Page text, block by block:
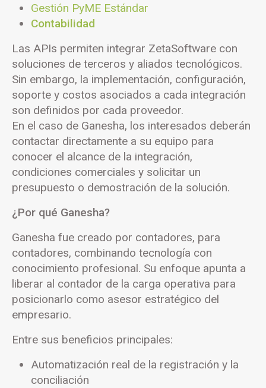
Gestión PyME Estándar
Contabilidad
Las APIs permiten integrar ZetaSoftware con
soluciones de terceros y aliados tecnológicos.
Sin embargo, la implementación, configuración,
soporte y costos asociados a cada integración
son definidos por cada proveedor.
En el caso de Ganesha, los interesados deberán
contactar directamente a su equipo para
conocer el alcance de la integración,
condiciones comerciales y solicitar un
presupuesto o demostración de la solución.
¿Por qué Ganesha?
Ganesha fue creado por contadores, para
contadores, combinando tecnología con
conocimiento profesional. Su enfoque apunta a
liberar al contador de la carga operativa para
posicionarlo como asesor estratégico del
empresario.
Entre sus beneficios principales:
Automatización real de la registración y la
conciliación